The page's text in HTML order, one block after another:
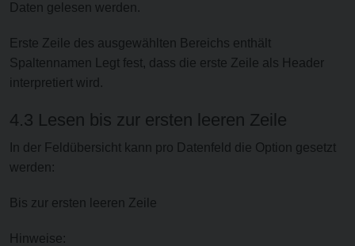
Daten gelesen werden.
Erste Zeile des ausgewählten Bereichs enthält
Spaltennamen Legt fest, dass die erste Zeile als Header
interpretiert wird.
4.3 Lesen bis zur ersten leeren Zeile
In der Feldübersicht kann pro Datenfeld die Option gesetzt
werden:
Bis zur ersten leeren Zeile
Hinweise: